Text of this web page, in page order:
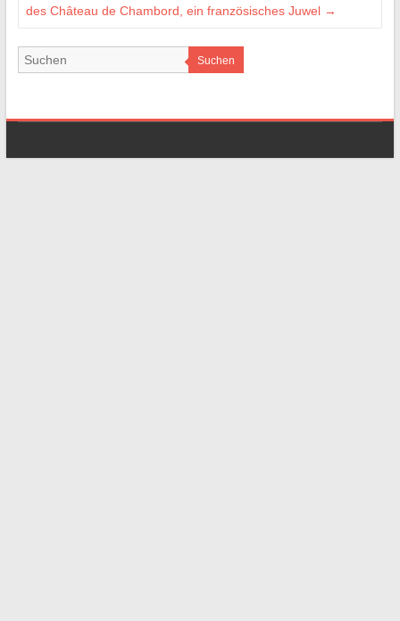
des Château de Chambord, ein französisches Juwel →
Suchen